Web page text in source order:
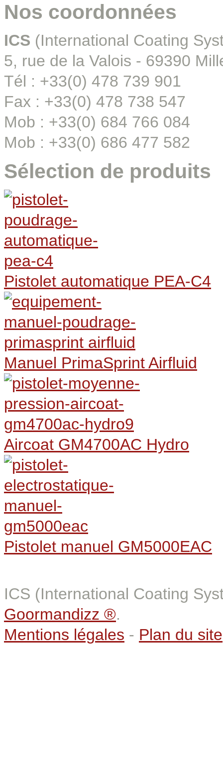
Nos coordonnées
ICS (International Coating
5, rue de la Valois - 69390
Tél : +33(0) 478 739 901
Fax : +33(0) 478 738 547
Mob : +33(0) 684 766 084
Mob : +33(0) 686 477 582
Sélection de produits
Pistolet automatique PEA-C4
Manuel PrimaSprint Airfluid
Aircoat GM4700AC Hydro
Pistolet manuel GM5000EAC
ICS (International Coating
Goormandizz ®.
Mentions légales - Plan du site